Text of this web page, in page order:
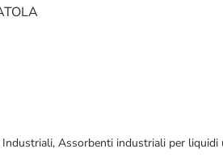
,Assorbenti industriali per liquidi